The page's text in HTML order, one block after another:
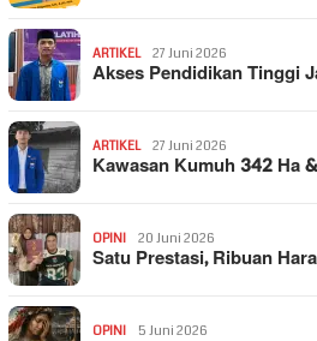
ARTIKEL 27 Juni 2026
Akses Pendidikan Tinggi
ARTIKEL 27 Juni 2026
Kawasan Kumuh 342 Ha
OPINI 20 Juni 2026
Satu Prestasi, Ribuan
OPINI 5 Juni 2026